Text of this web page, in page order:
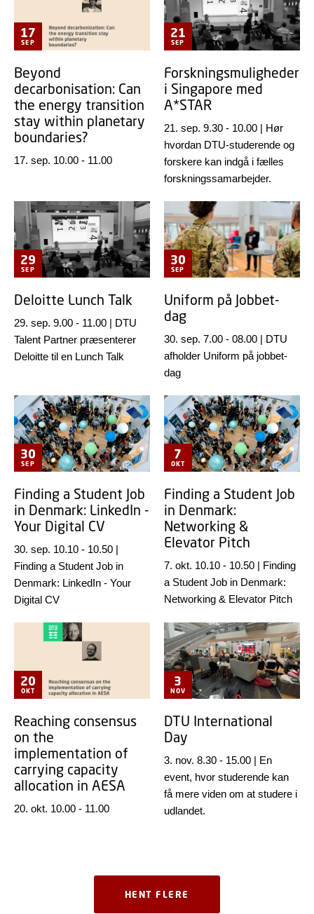
17
SEP
Beyond
decarbonisation: Can
the energy transition
stay within planetary
boundaries?
17. sep. 10.00 - 11.00
21
SEP
Forskningsmuligheder
i Singapore med
A*STAR
21. sep. 9.30- 10.00| Hør
hvordan DTU-studerende og
forskere kan indgå i fælles
forskningssamarbejder.
29
SEP
Deloitte Lunch Talk
29. sep. 9.00 - 11.00 | DTU
Talent Partner præsenterer
Deloitte til en Lunch Talk
30
SEP
Uniform på Jobbet-
dag
30. sep. 7.00- 08.00| DTU
afholder Uniform på jobbet-
dag
30
SEP
Finding a Student Job
in Denmark: LinkedIn -
Your Digital CV
30. sep. 10.10 - 10.50 |
Finding a Student Job in
Denmark: LinkedIn - Your
Digital CV
7
OKT
Finding a Student Job
in Denmark:
Networking &
Elevator Pitch
7. okt. 10.10- 10.50| Finding
a Student Job in Denmark:
Networking & Elevator Pitch
20
OKT
Reaching consensus
on the
implementation of
carrying capacity
allocation in AESA
20. okt. 10.00 - 11.00
3
NOV
DTU International
Day
3. nov. 8.30- 15.00| En
event, hvor studerende kan
få mere viden om at studere i
udlandet.
HENT FLERE